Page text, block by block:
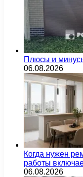
Плюсы и
06.08.2026
Когда нужен
работы
06.08.2026